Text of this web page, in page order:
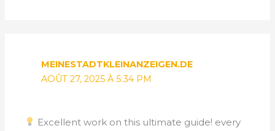
MEINESTADTKLEINANZEIGEN.DE
AOÛT 27, 2025 À 5:34 PM
Excellent work on this ultimate guide! every